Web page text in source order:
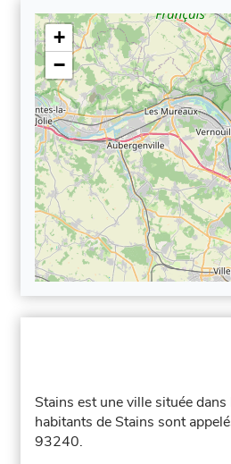
+
−
Stains est une ville située
habitants de Stains sont
93240.